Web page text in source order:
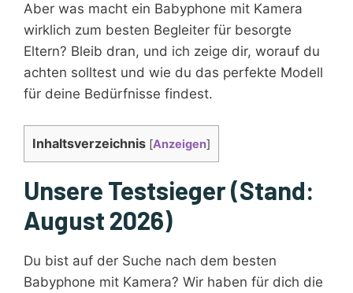
Aber was macht ein Babyphone mit Kamera
wirklich zum besten Begleiter für besorgte
Eltern? Bleib dran, und ich zeige dir, worauf du
achten solltest und wie du das perfekte Modell
für deine Bedürfnisse findest.
Inhaltsverzeichnis [Anzeigen]
Unsere Testsieger (Stand:
August 2026)
Du bist auf der Suche nach dem besten
Babyphone mit Kamera? Wir haben für dich die